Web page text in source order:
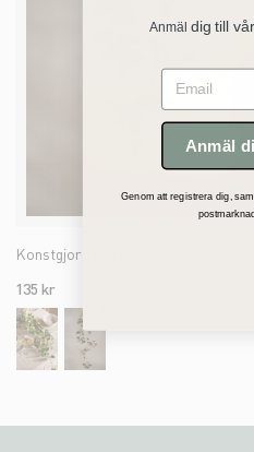
Konstgjord röd Äppelgirlang 90cm
135 kr
Anmäl dig till
Email
Anmäl
Genom att registrera dig,